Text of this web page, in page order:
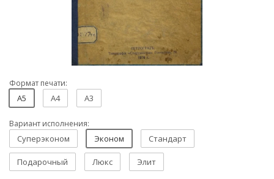
Формат печати:
A5 A4 A3
Вариант исполнения:
Суперэконом Эконом Стандарт
Подарочный Люкс Элит